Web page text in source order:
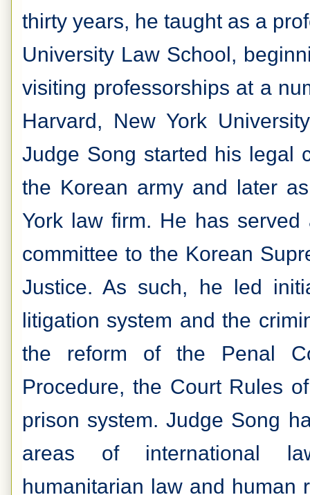
thirty years, he taught as a
University Law School,
visiting professorships at a
Harvard, New York
Judge Song started his legal
the Korean army and later
York law firm. He has
committee to the Korean
Justice. As such, he led
litigation system and the
the reform of the Penal
Procedure, the Court Rules
prison system. Judge Song
areas of international
humanitarian law and human